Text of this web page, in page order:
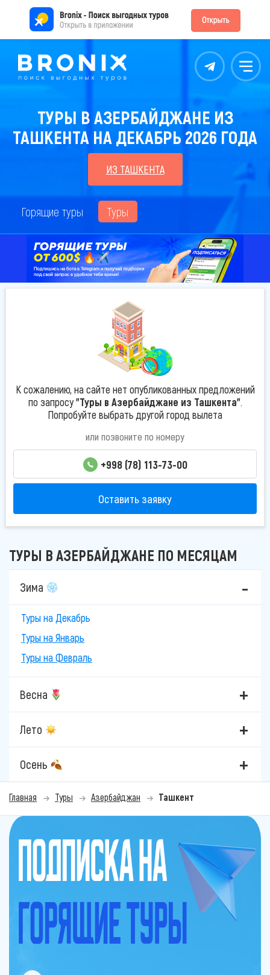
Контакты Меню
ТУРЫ В АЗЕРБАЙДЖАНЕ ИЗ
ТАШКЕНТА НА ДЕКАБРЬ 2026 ГОДА
ИЗ ТАШКЕНТА
Горящие туры Туры
К сожалению, на сайте нет опубликованных предложений
по запросу"Туры в Азербайджане из Ташкента".
Попробуйте выбрать другой город вылета
или позвоните по номеру
+998 (78) 113-73-00
Оставить заявку
ТУРЫ В АЗЕРБАЙДЖАНЕ ПО МЕСЯЦАМ
Зима
Туры на Декабрь
Туры на Январь
Туры на Февраль
Весна
Лето
Осень
Главная Туры Азербайджан Ташкент